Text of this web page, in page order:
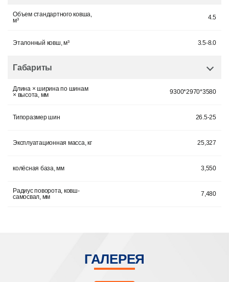
Объем стандартного ковша,
м³
4.5
Эталонный ковш, м³ 3.5-8.0
Габариты
Длина × ширина по шинам
× высота, мм
9300*2970*3580
Типоразмер шин 26.5-25
Эксплуатационная масса, кг 25,327
колёсная база, мм 3,550
Радиус поворота, ковш-
самосвал, мм
7,480
ГАЛЕРЕЯ